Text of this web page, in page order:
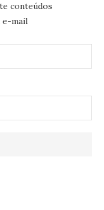
conteúdos
e-mail